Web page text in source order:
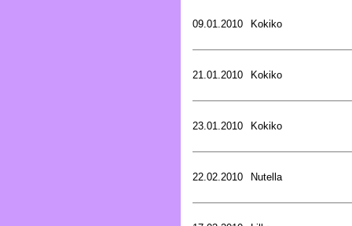
09.01.2010 Kokiko
21.01.2010 Kokiko
23.01.2010 Kokiko
22.02.2010 Nutella